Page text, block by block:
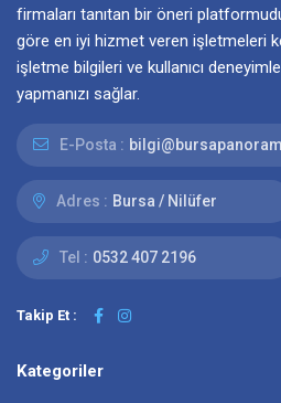
firmaları tanıtan bir öneri
göre en iyi hizmet veren işletmeleri
işletme bilgileri ve kullanıcı
yapmanızı sağlar.
E-Posta :
Adres : Bursa / Nilüfer
Tel : 0532 407 2196
Takip Et :
Kategoriler